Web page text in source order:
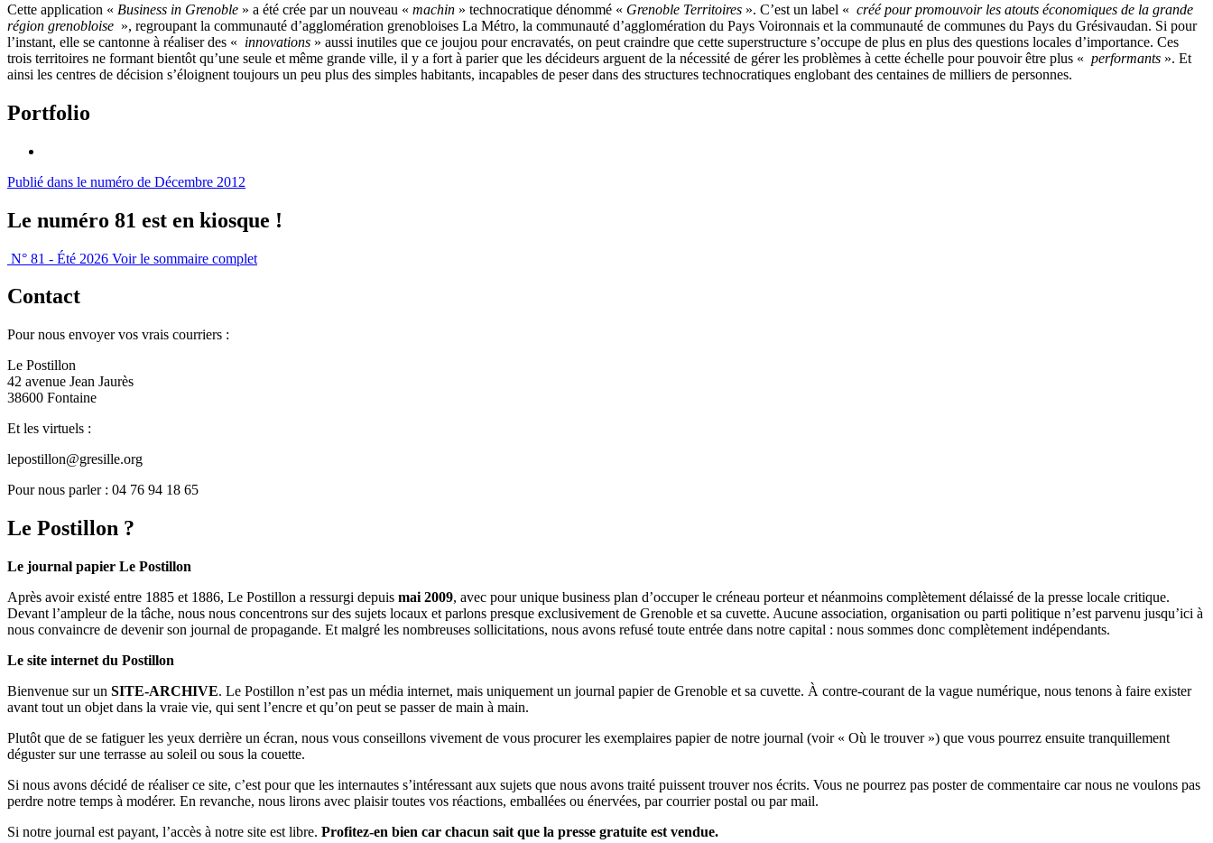
Cette application « Business in Grenoble » a été crée par un nouveau « machin » technocratique dénommé « Grenoble Territoires ». C’est un label « créé pour promouvoir les atouts économiques de la grande
région grenobloise », regroupant la communauté d’agglomération grenobloises La Métro, la communauté d’agglomération du Pays Voironnais et la communauté de communes du Pays du Grésivaudan. Si pour
l’instant, elle se cantonne à réaliser des « innovations » aussi inutiles que ce joujou pour encravatés, on peut craindre que cette superstructure s’occupe de plus en plus des questions locales d’importance. Ces
trois territoires ne formant bientôt qu’une seule et même grande ville, il y a fort à parier que les décideurs arguent de la nécessité de gérer les problèmes à cette échelle pour pouvoir être plus « performants ». Et
ainsi les centres de décision s’éloignent toujours un peu plus des simples habitants, incapables de peser dans des structures technocratiques englobant des centaines de milliers de personnes.
Portfolio
Publié dans le numéro de Décembre 2012
Le numéro 81 est en kiosque !
N° 81 - Été 2026 Voir le sommaire complet
Contact
Pour nous envoyer vos vrais courriers :
Le Postillon
42 avenue Jean Jaurès
38600 Fontaine
Et les virtuels :
lepostillon@gresille.org
Pour nous parler : 04 76 94 18 65
Le Postillon ?
Le journal papier Le Postillon
Après avoir existé entre 1885 et 1886, Le Postillon a ressurgi depuis mai 2009, avec pour unique business plan d’occuper le créneau porteur et néanmoins complètement délaissé de la presse locale critique.
Devant l’ampleur de la tâche, nous nous concentrons sur des sujets locaux et parlons presque exclusivement de Grenoble et sa cuvette. Aucune association, organisation ou parti politique n’est parvenu jusqu’ici à
nous convaincre de devenir son journal de propagande. Et malgré les nombreuses sollicitations, nous avons refusé toute entrée dans notre capital : nous sommes donc complètement indépendants.
Le site internet du Postillon
Bienvenue sur un SITE-ARCHIVE. Le Postillon n’est pas un média internet, mais uniquement un journal papier de Grenoble et sa cuvette. À contre-courant de la vague numérique, nous tenons à faire exister
avant tout un objet dans la vraie vie, qui sent l’encre et qu’on peut se passer de main à main.
Plutôt que de se fatiguer les yeux derrière un écran, nous vous conseillons vivement de vous procurer les exemplaires papier de notre journal (voir « Où le trouver ») que vous pourrez ensuite tranquillement
déguster sur une terrasse au soleil ou sous la couette.
Si nous avons décidé de réaliser ce site, c’est pour que les internautes s’intéressant aux sujets que nous avons traité puissent trouver nos écrits. Vous ne pourrez pas poster de commentaire car nous ne voulons pas
perdre notre temps à modérer. En revanche, nous lirons avec plaisir toutes vos réactions, emballées ou énervées, par courrier postal ou par mail.
Si notre journal est payant, l’accès à notre site est libre. Profitez-en bien car chacun sait que la presse gratuite est vendue.